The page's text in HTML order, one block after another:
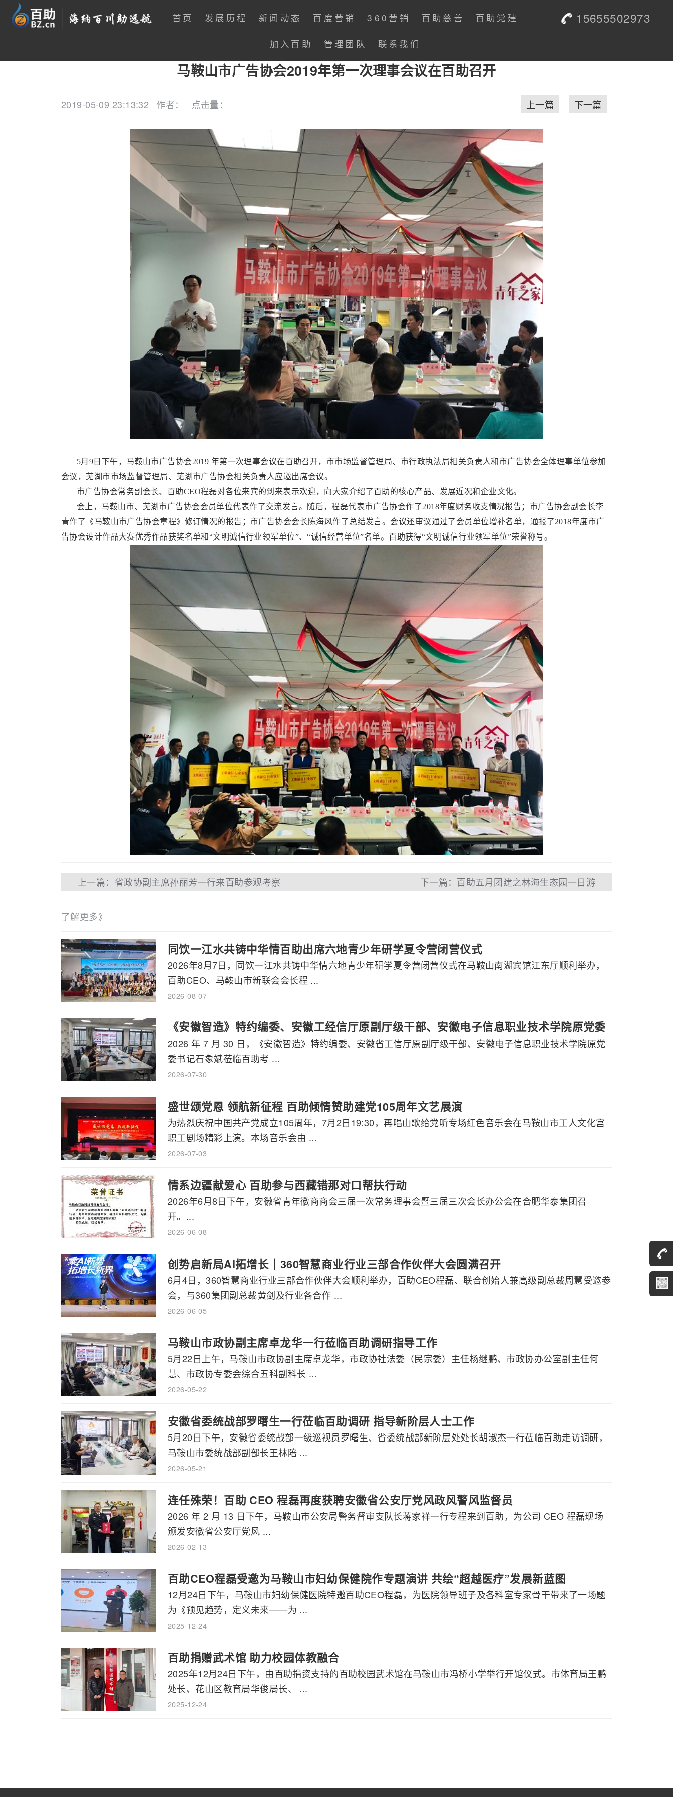
首页 发展历程 新闻动态 百度营销 360营销 百助慈善 百助党建
加入百助 管理团队 联系我们
15655502973
马鞍山市广告协会2019年第一次理事会议在百助召开
2019-05-09 23:13:32 作者： 点击量： 下一篇
上一篇
5月9日下午，马鞍山市广告协会2019 年第一次理事会议在百助召开，市市场监督管理局、市行政执法局相关负责人和市广告协会全体理事单位参加
会议，芜湖市市场监督管理局、芜湖市广告协会相关负责人应邀出席会议。
市广告协会常务副会长、百助CEO程磊对各位来宾的到来表示欢迎，向大家介绍了百助的核心产品、发展近况和企业文化。
会上，马鞍山市、芜湖市广告协会会员单位代表作了交流发言。随后，程磊代表市广告协会作了2018年度财务收支情况报告；市广告协会副会长李
青作了《马鞍山市广告协会章程》修订情况的报告；市广告协会会长陈海风作了总结发言。会议还审议通过了会员单位增补名单，通报了2018年度市广
告协会设计作品大赛优秀作品获奖名单和“文明诚信行业领军单位”、“诚信经营单位”名单。百助获得“文明诚信行业领军单位”荣誉称号。
上一篇：省政协副主席孙丽芳一行来百助参观考察 下一篇：百助五月团建之林海生态园一日游
了解更多》
同饮一江水共铸中华情百助出席六地青少年研学夏令营闭营仪式
2026年8月7日，同饮一江水共铸中华情六地青少年研学夏令营闭营仪式在马鞍山南湖宾馆江东厅顺利举办，
百助CEO、马鞍山市新联会会长程 ...
2026-08-07
《安徽智造》特约编委、安徽工经信厅原副厅级干部、安徽电子信息职业技术学院原党委
书记石象斌莅临百助考察交流
2026 年 7 月 30 日，《安徽智造》特约编委、安徽省工信厅原副厅级干部、安徽电子信息职业技术学院原党
委书记石象斌莅临百助考 ...
2026-07-30
盛世颂党恩 领航新征程 百助倾情赞助建党105周年文艺展演
为热烈庆祝中国共产党成立105周年，7月2日19:30，再唱山歌给党听专场红色音乐会在马鞍山市工人文化宫
职工剧场精彩上演。本场音乐会由 ...
2026-07-03
情系边疆献爱心 百助参与西藏错那对口帮扶行动
2026年6月8日下午，安徽省青年徽商商会三届一次常务理事会暨三届三次会长办公会在合肥华泰集团召
开。...
2026-06-08
创势启新局AI拓增长｜360智慧商业行业三部合作伙伴大会圆满召开
6月4日，360智慧商业行业三部合作伙伴大会顺利举办，百助CEO程磊、联合创始人兼高级副总裁周慧受邀参
会，与360集团副总裁黄剑及行业各合作 ...
2026-06-05
马鞍山市政协副主席卓龙华一行莅临百助调研指导工作
5月22日上午，马鞍山市政协副主席卓龙华，市政协社法委（民宗委）主任杨继鹏、市政协办公室副主任何
慧、市政协专委会综合五科副科长 ...
2026-05-22
安徽省委统战部罗曙生一行莅临百助调研 指导新阶层人士工作
5月20日下午，安徽省委统战部一级巡视员罗曙生、省委统战部新阶层处处长胡淑杰一行莅临百助走访调研，
马鞍山市委统战部副部长王林陪 ...
2026-05-21
连任殊荣！百助 CEO 程磊再度获聘安徽省公安厅党风政风警风监督员
2026 年 2 月 13 日下午，马鞍山市公安局警务督审支队长蒋家祥一行专程来到百助，为公司 CEO 程磊现场
颁发安徽省公安厅党风 ...
2026-02-13
百助CEO程磊受邀为马鞍山市妇幼保健院作专题演讲 共绘“超越医疗”发展新蓝图
12月24日下午，马鞍山市妇幼保健医院特邀百助CEO程磊，为医院领导班子及各科室专家骨干带来了一场题
为《预见趋势，定义未来——为 ...
2025-12-24
百助捐赠武术馆 助力校园体教融合
2025年12月24日下午，由百助捐资支持的百助校园武术馆在马鞍山市冯桥小学举行开馆仪式。市体育局王鹏
处长、花山区教育局华俊局长、 ...
2025-12-24